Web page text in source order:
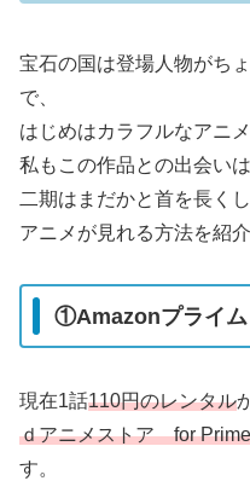
宝石の国は登場人物がち
で、
はじめはカラフルなアニ
私もこの作品との出会い
二期はまだかと首を長く
アニメが見れる方法を紹介
①Amazonプライム
現在1話110円のレンタル
ｄアニメストア for
す。